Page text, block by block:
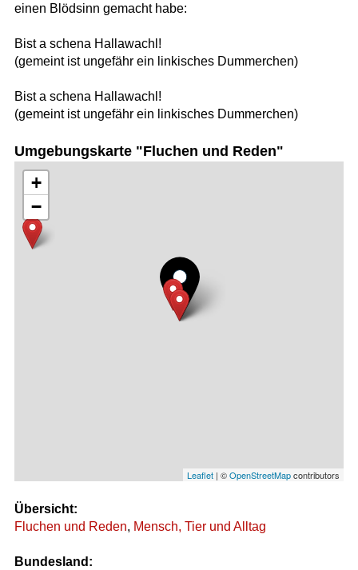
einen Blödsinn gemacht habe:
Bist a schena Hallawachl!
(gemeint ist ungefähr ein linkisches Dummerchen)
Bist a schena Hallawachl!
(gemeint ist ungefähr ein linkisches Dummerchen)
Umgebungskarte "Fluchen und Reden"
+
−
Leaflet | ©OpenStreetMapcontributors
Übersicht:
Fluchen und Reden, Mensch, Tier und Alltag
Bundesland: